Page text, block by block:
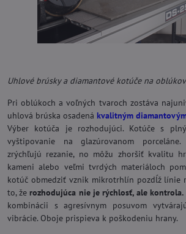
Uhlové brúsky a diamantové kotúče na
Pri oblúkoch a voľných tvaroch zostáva
uhlová brúska osadená kvalitným
Výber kotúča je rozhodujúci. Kotúče s
vyštipovanie na glazúrovanom
zrýchľujú rezanie, no môžu zhoršiť kvalitu
kameni alebo veľmi tvrdých materiáloch
kotúč obmedziť vznik mikrotrhlín pozdĺž línie
to, že rozhodujúca nie je rýchlosť, ale kontrola.
kombinácii s agresívnym posuvom
vibrácie. Oboje prispieva k poškodeniu hrany.